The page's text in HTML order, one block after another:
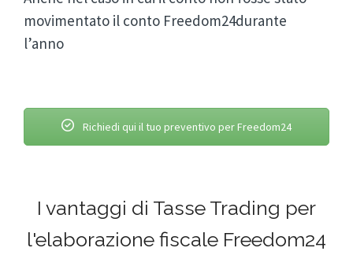
movimentato il conto Freedom24durante
l’anno
Richiedi qui il tuo preventivo per Freedom24
I vantaggi di Tasse Trading per
l'elaborazione fiscale Freedom24